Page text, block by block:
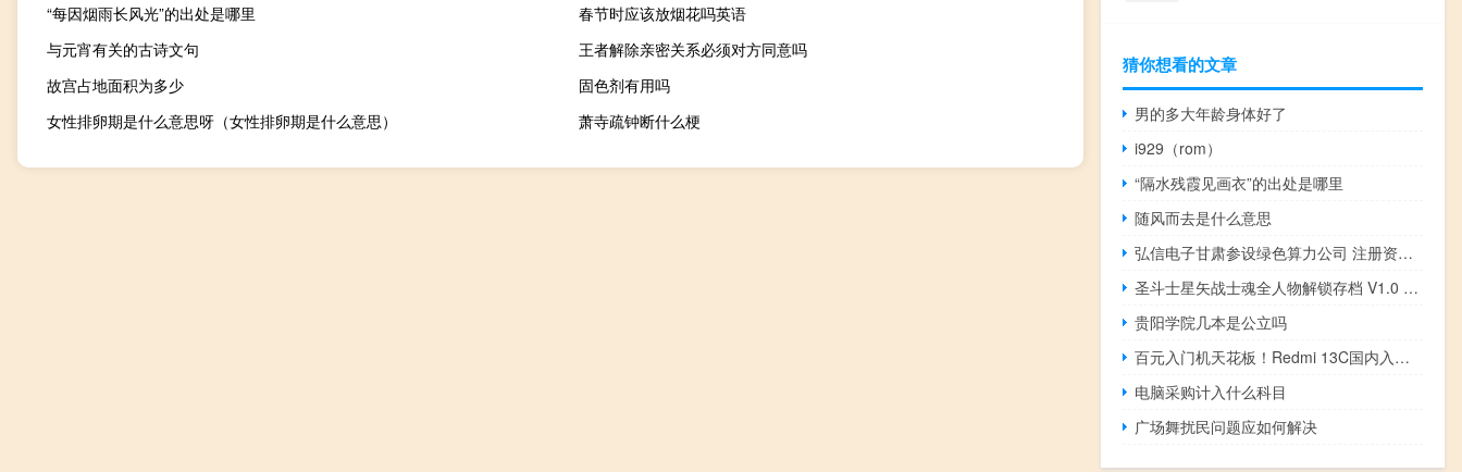
“每因烟雨长风光”的出处是哪里
春节时应该放烟花吗英语
与元宵有关的古诗文句
王者解除亲密关系必须对方同意吗
故宫占地面积为多少
固色剂有用吗
女性排卵期是什么意思呀（女性排卵期是什么意思）
萧寺疏钟断什么梗
猜你想看的文章
男的多大年龄身体好了
i929（rom）
“隔水残霞见画衣”的出处是哪里
随风而去是什么意思
弘信电子甘肃参设绿色算力公司 注册资本1亿元
圣斗士星矢战士魂全人物解锁存档 V1.0 绿色免费版（圣斗士星矢战士魂全人物解锁存档 V1.0 绿色免费版功能简介）
贵阳学院几本是公立吗
百元入门机天花板！Redmi 13C国内入网：升级侧边指纹+高刷屏
电脑采购计入什么科目
广场舞扰民问题应如何解决